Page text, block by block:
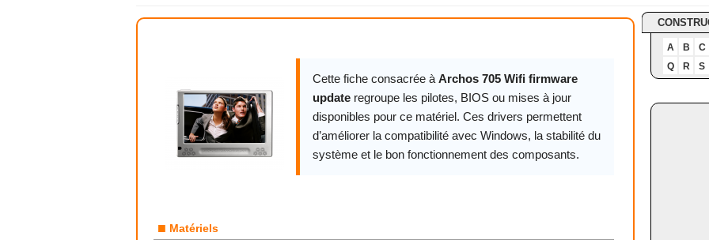
Cette fiche consacrée à Archos 705 Wifi firmware
update regroupe les pilotes, BIOS ou mises à jour
disponibles pour ce matériel. Ces drivers permettent
d’améliorer la compatibilité avec Windows, la stabilité du
système et le bon fonctionnement des composants.
■ Matériels
A B
C
Q
R S